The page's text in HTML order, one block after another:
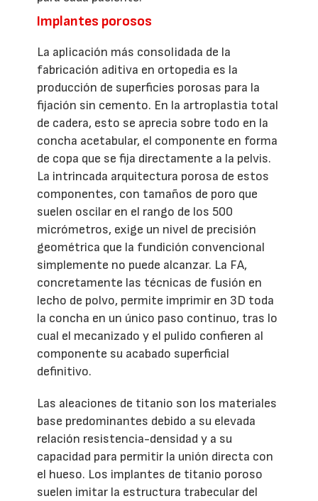
Implantes porosos
La aplicación más consolidada de la
fabricación aditiva en ortopedia es la
producción de superficies porosas para la
fijación sin cemento. En la artroplastia total
de cadera, esto se aprecia sobre todo en la
concha acetabular, el componente en forma
de copa que se fija directamente a la pelvis.
La intrincada arquitectura porosa de estos
componentes, con tamaños de poro que
suelen oscilar en el rango de los 500
micrómetros, exige un nivel de precisión
geométrica que la fundición convencional
simplemente no puede alcanzar. La FA,
concretamente las técnicas de fusión en
lecho de polvo, permite imprimir en 3D toda
la concha en un único paso continuo, tras lo
cual el mecanizado y el pulido confieren al
componente su acabado superficial
definitivo.
Las aleaciones de titanio son los materiales
base predominantes debido a su elevada
relación resistencia-densidad y a su
capacidad para permitir la unión directa con
el hueso. Los implantes de titanio poroso
suelen imitar la estructura trabecular del